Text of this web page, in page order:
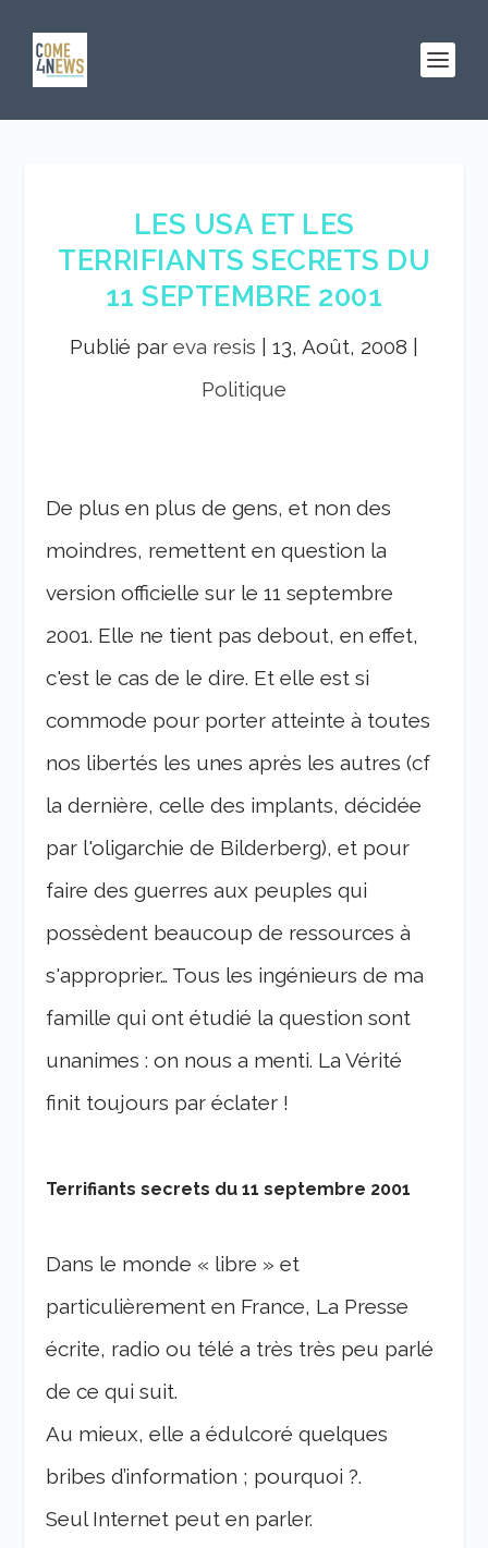
LES USA ET LES
TERRIFIANTS SECRETS DU
11 SEPTEMBRE 2001
Publié par eva resis 13, Août, 2008
Politique
De plus en plus de gens, et non des
moindres, remettent en question la
version officielle sur le 11 septembre
2001. Elle ne tient pas debout, en effet,
c'est le cas de le dire. Et elle est si
commode pour porter atteinte à toutes
nos libertés les unes après les autres (cf
la dernière, celle des implants, décidée
par l'oligarchie de Bilderberg), et pour
faire des guerres aux peuples qui
possèdent beaucoup de ressources à
s'approprier… Tous les ingénieurs de ma
famille qui ont étudié la question sont
unanimes : on nous a menti. La Vérité
finit toujours par éclater !
Terrifiants secrets du 11 septembre 2001
Dans le monde « libre » et
particulièrement en France, La Presse
écrite, radio ou télé a très très peu parlé
de ce qui suit.
Au mieux, elle a édulcoré quelques
bribes d’information ; pourquoi ?.
Seul Internet peut en parler.